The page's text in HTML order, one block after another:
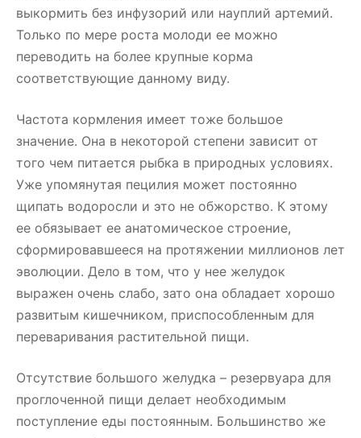
выкормить без инфузорий или науплий артемий.
Только по мере роста молоди ее можно
переводить на более крупные корма
соответствующие данному виду.
Частота кормления имеет тоже большое
значение. Она в некоторой степени зависит от
того чем питается рыбка в природных условиях.
Уже упомянутая пецилия может постоянно
щипать водоросли и это не обжорство. К этому
ее обязывает ее анатомическое строение,
сформировавшееся на протяжении миллионов лет
эволюции. Дело в том, что у нее желудок
выражен очень слабо, зато она обладает хорошо
развитым кишечником, приспособленным для
переваривания растительной пищи.
Отсутствие большого желудка – резервуара для
проглоченной пищи делает необходимым
поступление еды постоянным. Большинство же